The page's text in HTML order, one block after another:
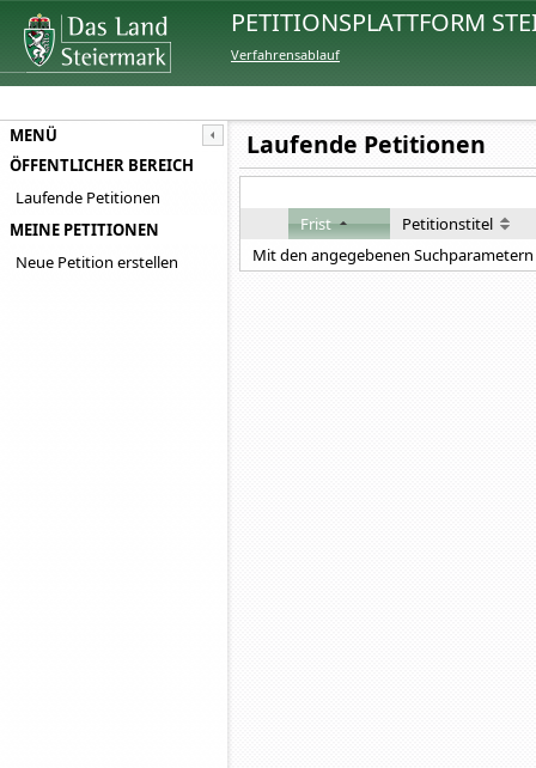
PETITIONSPLATTFORM
Verfahrensablauf
MENÜ
ÖFFENTLICHER BEREICH
Laufende Petitionen
MEINE PETITIONEN
Neue Petition erstellen
Laufende Petitionen
Frist
Petitionstitel
Mit den angegebenen